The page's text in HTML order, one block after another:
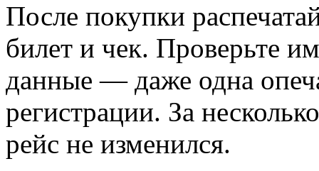
После покупки
билет и чек. Проверьте
данные — даже одна
регистрации. За
рейс не изменился.